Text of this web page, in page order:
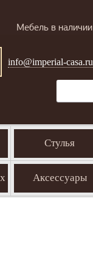
Мебель в наличии
info@imperial-casa.ru
Стулья
Аксессуары